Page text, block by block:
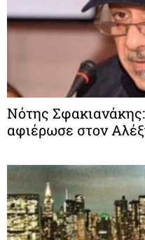
Νότης
αφιέρωσε στον